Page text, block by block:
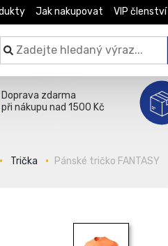
Jak nakupovat VIP členství
Doprava zdarma
při nákupu nad 1500 Kč
Trička Pánské tričko FANTASY